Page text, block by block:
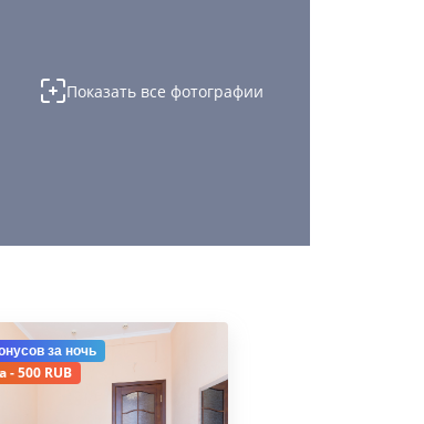
Показать все фотографии
за ночь
- 500 RUB